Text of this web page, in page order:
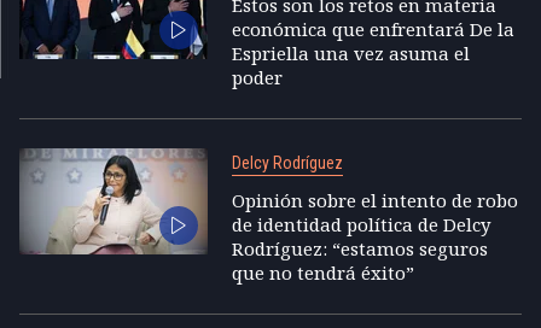
Estos son los retos en materia
económica que enfrentará De la
Espriella una vez asuma el
poder
Delcy Rodríguez
Opinión sobre el intento de robo
de identidad política de Delcy
Rodríguez: “estamos seguros
que no tendrá éxito”